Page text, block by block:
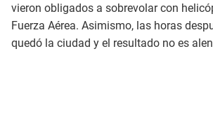
vieron obligados a sobrevolar con
Fuerza Aérea. Asimismo, las horas
quedó la ciudad y el resultado no es